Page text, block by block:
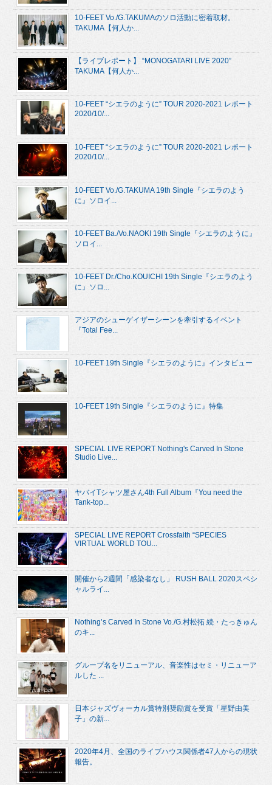
10-FEET Vo./G.TAKUMAのソロ活動に密着取材。
TAKUMA【何人か...
【ライブレポート】 “MONOGATARI LIVE 2020”
TAKUMA【何人か...
10-FEET “シエラのように” TOUR 2020-2021 レポート
2020/10/...
10-FEET “シエラのように” TOUR 2020-2021 レポート
2020/10/...
10-FEET Vo./G.TAKUMA 19th Single『シエラのよう
に』ソロイ...
10-FEET Ba./Vo.NAOKI 19th Single『シエラのように』
ソロイ...
10-FEET Dr./Cho.KOUICHI 19th Single『シエラのよう
に』ソロ...
アジアのシューゲイザーシーンを牽引するイベント
『Total Fee...
10-FEET 19th Single『シエラのように』インタビュー
10-FEET 19th Single『シエラのように』特集
SPECIAL LIVE REPORT Nothing's Carved In Stone
Studio Live...
ヤバイTシャツ屋さん4th Full Album『You need the
Tank-top...
SPECIAL LIVE REPORT Crossfaith “SPECIES
VIRTUAL WORLD TOU...
開催から2週間「感染者なし」 RUSH BALL 2020スペシ
ャルライ...
Nothing’s Carved In Stone Vo./G.村松拓 続・たっきゅん
のキ...
グループ名をリニューアル、音楽性はセミ・リニューア
ルした ...
日本ジャズヴォーカル賞特別奨励賞を受賞「星野由美
子」の新...
2020年4月、全国のライブハウス関係者47人からの現状
報告。